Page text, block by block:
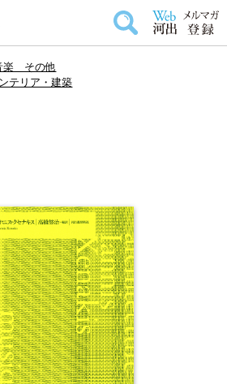
楽＿その他
テリア・建築